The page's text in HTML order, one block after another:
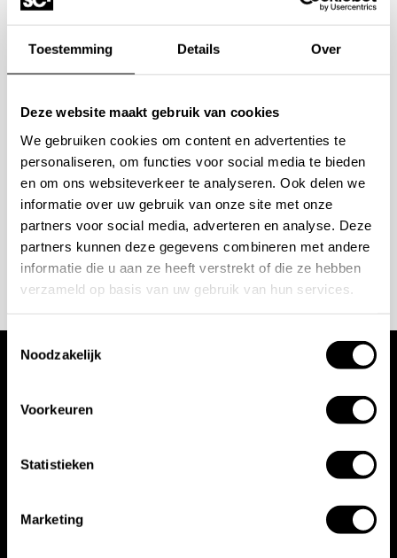
Toestemming Details Over
Deze website maakt gebruik van cookies
We gebruiken cookies om content en advertenties te
personaliseren, om functies voor social media te bieden
en om ons websiteverkeer te analyseren. Ook delen we
informatie over uw gebruik van onze site met onze
partners voor social media, adverteren en analyse. Deze
partners kunnen deze gegevens combineren met andere
informatie die u aan ze heeft verstrekt of die ze hebben
verzameld op basis van uw gebruik van hun services.
Noodzakelijk
Voorkeuren
Statistieken
Marketing
Mogelijkheden
bespreken?
Wilt u ook iedere dag genieten van een luxe badkamer?
Neem contact met ons op voor een intake gesprek.
+31 10 28 575 85
projects@stonecompany.nl
AFSPRAAK MAKEN
Wij werken met
toonaangevende